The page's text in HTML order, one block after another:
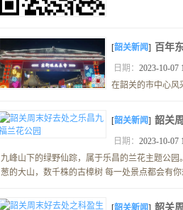
[韶关新闻] 百年
日期： 2023-10-07
在韶关的市中心风
[韶关新闻] 韶关
日期： 2023-10-07
九峰山下的绿野仙踪，属于乐昌的兰花主题公
葱的大山，数千株的古樟树 每一处景点都会有你
[韶关新闻] 韶关